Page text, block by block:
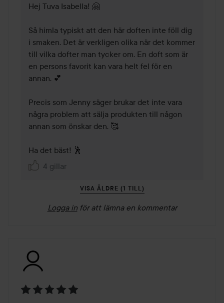
Hej Tuva Isabella! 🤗
Så himla typiskt att den här doften inte föll dig
i smaken. Det är verkligen olika när det kommer
till vilka dofter man tycker om. En doft som är
en persons favorit kan vara helt fel för en
annan. 💕
Precis som Jenny säger brukar det inte vara
några problem att sälja produkten till någon
annan som önskar den. 🥰
Ha det bäst! 🕺
4 gillar
VISA ÄLDRE (1 TILL)
Logga in för att lämna en kommentar